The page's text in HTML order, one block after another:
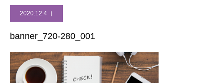
2020.12.4
banner_720-280_001